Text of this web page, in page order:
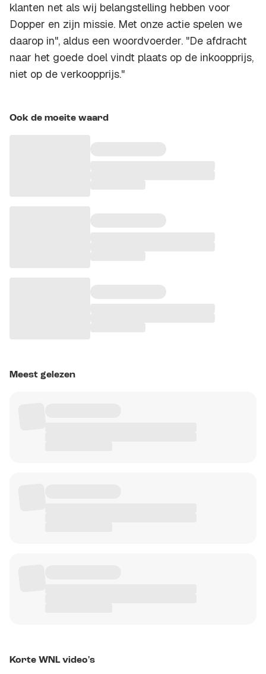
klanten net als wij belangstelling hebben voor
Dopper en zijn missie. Met onze actie spelen we
daarop in", aldus een woordvoerder. "De afdracht
naar het goede doel vindt plaats op de inkoopprijs,
niet op de verkoopprijs."
Ook de moeite waard
Meest gelezen
Korte WNL video's